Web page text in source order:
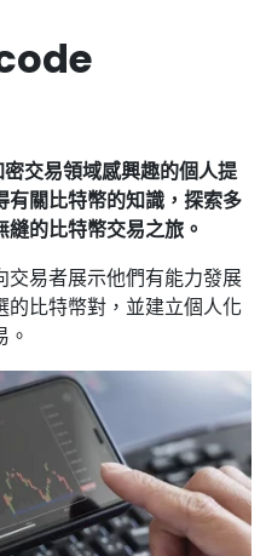
交易領域感興趣的個人提
關比特幣的知識，探索多
的比特幣交易之旅。
易者展示他們有能力發展
的比特幣對，並建立個人化